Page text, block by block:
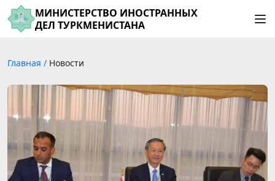
МИНИСТЕРСТВО ИНОСТРАННЫХ
ДЕЛ ТУРКМЕНИСТАНА
Главная / Новости